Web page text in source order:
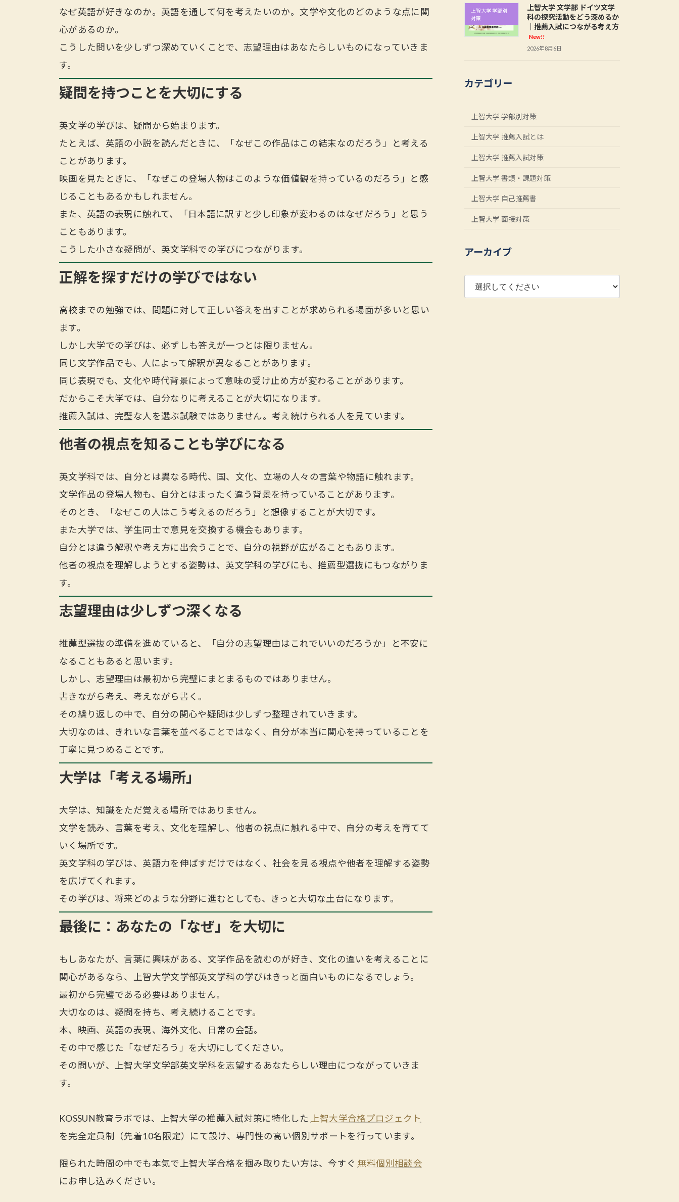
なぜ英語が好きなのか。英語を通して何を考えたいのか。文学や文化のどのような点に関
心があるのか。
こうした問いを少しずつ深めていくことで、志望理由はあなたらしいものになっていきま
す。
疑問を持つことを大切にする
英文学の学びは、疑問から始まります。
たとえば、英語の小説を読んだときに、「なぜこの作品はこの結末なのだろう」と考える
ことがあります。
映画を見たときに、「なぜこの登場人物はこのような価値観を持っているのだろう」と感
じることもあるかもしれません。
また、英語の表現に触れて、「日本語に訳すと少し印象が変わるのはなぜだろう」と思う
こともあります。
こうした小さな疑問が、英文学科での学びにつながります。
正解を探すだけの学びではない
高校までの勉強では、問題に対して正しい答えを出すことが求められる場面が多いと思い
ます。
しかし大学での学びは、必ずしも答えが一つとは限りません。
同じ文学作品でも、人によって解釈が異なることがあります。
同じ表現でも、文化や時代背景によって意味の受け止め方が変わることがあります。
だからこそ大学では、自分なりに考えることが大切になります。
推薦入試は、完璧な人を選ぶ試験ではありません。考え続けられる人を見ています。
他者の視点を知ることも学びになる
英文学科では、自分とは異なる時代、国、文化、立場の人々の言葉や物語に触れます。
文学作品の登場人物も、自分とはまったく違う背景を持っていることがあります。
そのとき、「なぜこの人はこう考えるのだろう」と想像することが大切です。
また大学では、学生同士で意見を交換する機会もあります。
自分とは違う解釈や考え方に出会うことで、自分の視野が広がることもあります。
他者の視点を理解しようとする姿勢は、英文学科の学びにも、推薦型選抜にもつながりま
す。
志望理由は少しずつ深くなる
推薦型選抜の準備を進めていると、「自分の志望理由はこれでいいのだろうか」と不安に
なることもあると思います。
しかし、志望理由は最初から完璧にまとまるものではありません。
書きながら考え、考えながら書く。
その繰り返しの中で、自分の関心や疑問は少しずつ整理されていきます。
大切なのは、きれいな言葉を並べることではなく、自分が本当に関心を持っていることを
丁寧に見つめることです。
大学は「考える場所」
大学は、知識をただ覚える場所ではありません。
文学を読み、言葉を考え、文化を理解し、他者の視点に触れる中で、自分の考えを育てて
いく場所です。
英文学科の学びは、英語力を伸ばすだけではなく、社会を見る視点や他者を理解する姿勢
を広げてくれます。
その学びは、将来どのような分野に進むとしても、きっと大切な土台になります。
最後に：あなたの「なぜ」を大切に
もしあなたが、言葉に興味がある、文学作品を読むのが好き、文化の違いを考えることに
関心があるなら、上智大学文学部英文学科の学びはきっと面白いものになるでしょう。
最初から完璧である必要はありません。
大切なのは、疑問を持ち、考え続けることです。
本、映画、英語の表現、海外文化、日常の会話。
その中で感じた「なぜだろう」を大切にしてください。
その問いが、上智大学文学部英文学科を志望するあなたらしい理由につながっていきま
す。
KOSSUN教育ラボでは、上智大学の推薦入試対策に特化した
上智大学合格プロジェクト
を完全定員制（先着10名限定）にて設け、専門性の高い個別サポートを行っています。
限られた時間の中でも本気で上智大学合格を掴み取りたい方は、今すぐ 無料個別相談会
にお申し込みください。
上智大学 学部別
対策
上智大学 文学部 ドイツ文学
科の探究活動をどう深めるか
｜推薦入試につながる考え方
New!!
2026年8月6日
カテゴリー
上智大学 学部別対策
上智大学 推薦入試とは
上智大学 推薦入試対策
上智大学 書類・課題対策
上智大学 自己推薦書
上智大学 面接対策
アーカイブ